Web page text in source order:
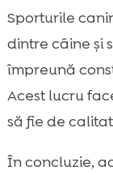
Sporturile
dintre câine și
împreună
Acest lucru
să fie de
În concluzie,